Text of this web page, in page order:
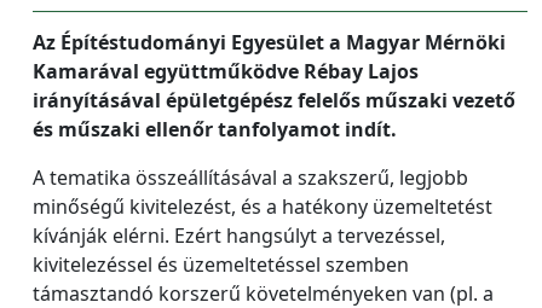
Az Építéstudományi Egyesület a Magyar Mérnöki
Kamarával együttműködve Rébay Lajos
irányításával épületgépész felelős műszaki vezető
és műszaki ellenőr tanfolyamot indít.
A tematika összeállításával a szakszerű, legjobb
minőségű kivitelezést, és a hatékony üzemeltetést
kívánják elérni. Ezért hangsúlyt a tervezéssel,
kivitelezéssel és üzemeltetéssel szemben
támasztandó korszerű követelményeken van (pl. a